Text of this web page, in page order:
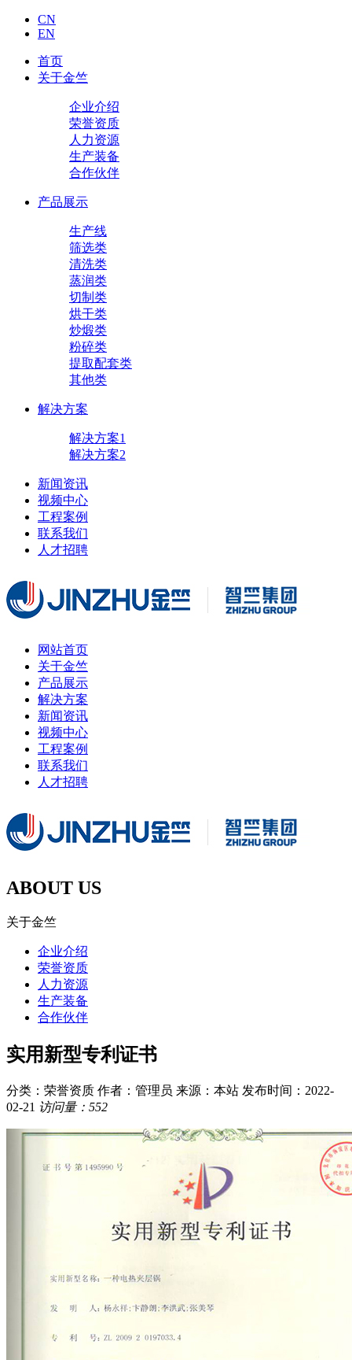
CN
EN
首页
关于金竺
企业介绍
荣誉资质
人力资源
生产装备
合作伙伴
产品展示
生产线
筛选类
清洗类
蒸润类
切制类
烘干类
炒煅类
粉碎类
提取配套类
其他类
解决方案
解决方案1
解决方案2
新闻资讯
视频中心
工程案例
联系我们
人才招聘
网站首页
关于金竺
产品展示
解决方案
新闻资讯
视频中心
工程案例
联系我们
人才招聘
ABOUT US
关于金竺
企业介绍
荣誉资质
人力资源
生产装备
合作伙伴
实用新型专利证书
分类：荣誉资质 作者：管理员 来源：本站 发布时间：2022-
02-21 访问量：552